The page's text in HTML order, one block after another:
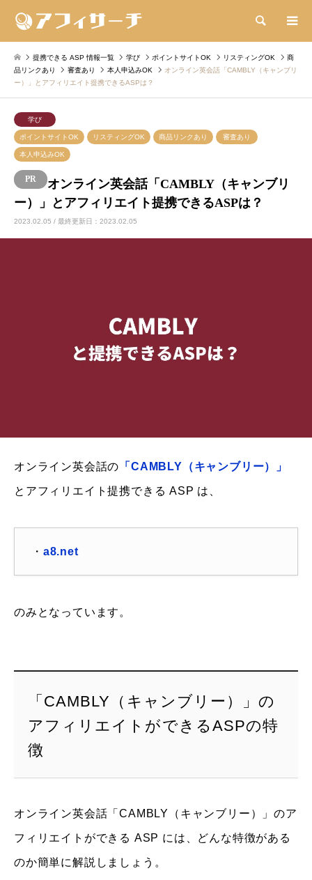
検索
提携できる ASP 情報一覧 学び ポイントサイトOK リスティングOK
商
品リンクあり
審査あり 本人申込みOK
オンライン英会話「CAMBLY（キャンブリ
ー）」とアフィリエイト提携できるASPは？
学び
ポイントサイトOK リスティングOK 商品リンクあり 審査あり
本人申込みOK
オンライン英会話「CAMBLY（キャンブリ
ー）」とアフィリエイト提携できるASPは？
2023.02.05 / 最終更新日：2023.02.05
オンライン英会話の 「CAMBLY（キャンブリー）」
とアフィリエイト提携できる ASP は、
・ a8.net
のみとなっています。
「CAMBLY（キャンブリー）」の
アフィリエイトができるASPの特
徴
オンライン英会話「CAMBLY（キャンブリー）」のア
フィリエイトができる ASP には、どんな特徴がある
のか簡単に解説しましょう。